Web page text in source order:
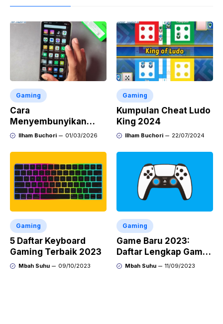
Gaming
Cara
Menyembunyikan
Video di Galeri Infinix
Ilham Buchori 01/03/2026
Gaming
Kumpulan Cheat Ludo
King 2024
Ilham Buchori 22/07/2024
Gaming
5 Daftar Keyboard
Gaming Terbaik 2023
Mbah Suhu 09/10/2023
Gaming
Game Baru 2023:
Daftar Lengkap Game
yang Rilis Tahun Ini
Mbah Suhu 11/09/2023